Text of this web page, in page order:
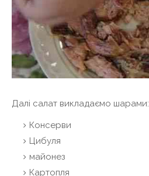
Далі салат викладаємо шарами:
Консерви
Цибуля
майонез
Картопля